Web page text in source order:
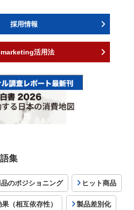
採用情報
活用法
集
のポジショニング ヒット商品
（相互依存性） 製品差別化